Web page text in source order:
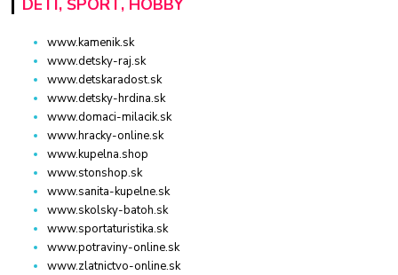
DETI, ŠPORT, HOBBY
www.kamenik.sk
www.detsky-raj.sk
www.detskaradost.sk
www.detsky-hrdina.sk
www.domaci-milacik.sk
www.hracky-online.sk
www.kupelna.shop
www.stonshop.sk
www.sanita-kupelne.sk
www.skolsky-batoh.sk
www.sportaturistika.sk
www.potraviny-online.sk
www.zlatnictvo-online.sk